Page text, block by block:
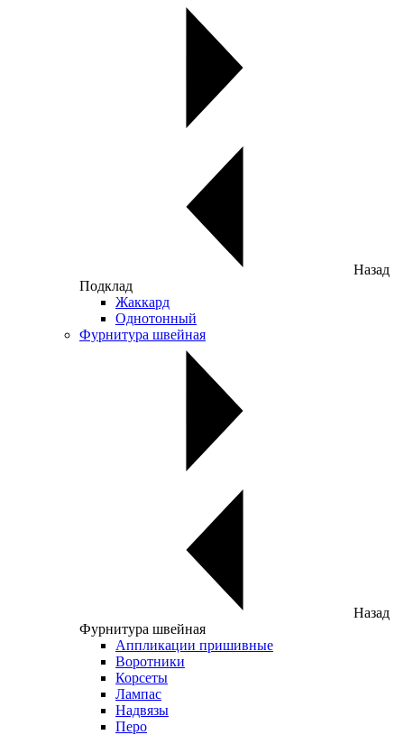
Назад
Подклад
Жаккард
Однотонный
Фурнитура швейная
Назад
Фурнитура швейная
Аппликации пришивные
Воротники
Корсеты
Лампас
Надвязы
Перо